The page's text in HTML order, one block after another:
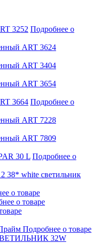
3252 Подробнее о
ART 3624
ART 3404
ART 3654
3664 Подробнее о
ART 7228
ART 7809
30 L Подробнее о
38* white светильник
о товаре
о товаре
Подробнее о товаре
32W